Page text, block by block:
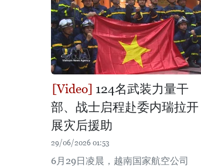
124名武装力量干
部、战士启程赴委内瑞拉开
展灾后援助
29/06/2026 01:53
6月29日凌晨，越南国家航空公司